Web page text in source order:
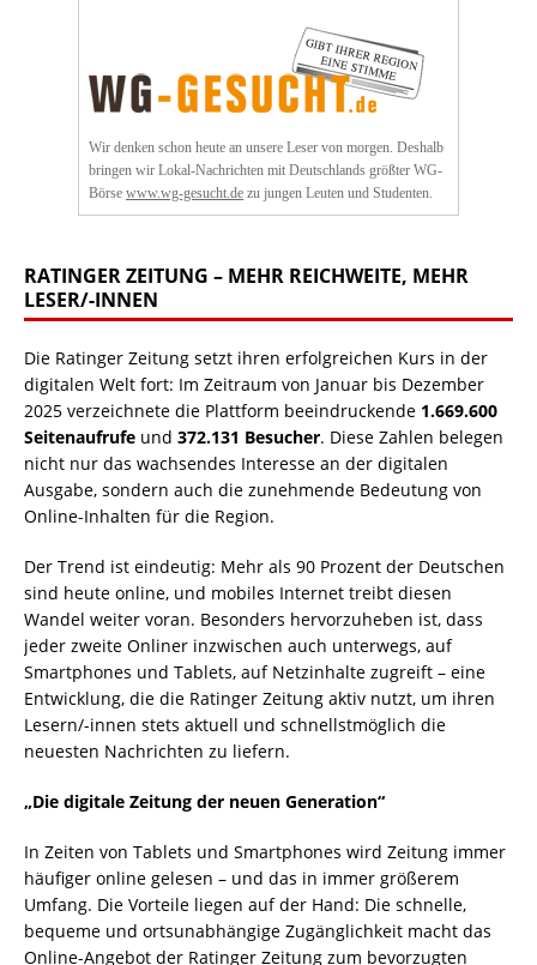
Wir denken schon heute an unsere Leser von morgen. Deshalb
bringen wir Lokal-Nachrichten mit Deutschlands größter WG-
Börse www.wg-gesucht.de zu jungen Leuten und Studenten.
RATINGER ZEITUNG – MEHR REICHWEITE, MEHR
LESER/-INNEN
Die Ratinger Zeitung setzt ihren erfolgreichen Kurs in der
digitalen Welt fort: Im Zeitraum von Januar bis Dezember
2025 verzeichnete die Plattform beeindruckende 1.669.600
Seitenaufrufe und 372.131 Besucher. Diese Zahlen belegen
nicht nur das wachsendes Interesse an der digitalen
Ausgabe, sondern auch die zunehmende Bedeutung von
Online-Inhalten für die Region.
Der Trend ist eindeutig: Mehr als 90 Prozent der Deutschen
sind heute online, und mobiles Internet treibt diesen
Wandel weiter voran. Besonders hervorzuheben ist, dass
jeder zweite Onliner inzwischen auch unterwegs, auf
Smartphones und Tablets, auf Netzinhalte zugreift – eine
Entwicklung, die die Ratinger Zeitung aktiv nutzt, um ihren
Lesern/-innen stets aktuell und schnellstmöglich die
neuesten Nachrichten zu liefern.
„Die digitale Zeitung der neuen Generation“
In Zeiten von Tablets und Smartphones wird Zeitung immer
häufiger online gelesen – und das in immer größerem
Umfang. Die Vorteile liegen auf der Hand: Die schnelle,
bequeme und ortsunabhängige Zugänglichkeit macht das
Online-Angebot der Ratinger Zeitung zum bevorzugten